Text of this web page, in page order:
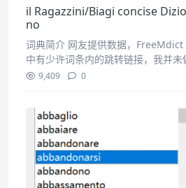
il Ragazzini/Biagi concise
no
词典简介 网友提供数据，
中有少许词条内的跳转链接，我并
9,409 0